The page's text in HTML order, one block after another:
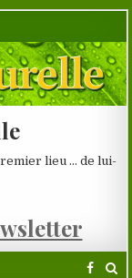
lieu … de lui-